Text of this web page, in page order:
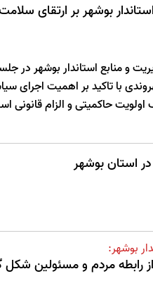
بوشهر بر ارتقای
و منابع استاندار بوشهر در
با تاکید بر اهمیت اجرای
حاکمیتی و الزام قانونی
استان بوشهر
بوشهر:
رابطه مردم و مسئولین